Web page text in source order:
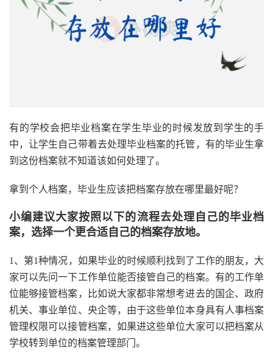
有的学校会把毕业档案在学生毕业的时候发放到学生的手
中，让学生自己带着去处理毕业档案的托管，有的毕业生拿
到这份档案就不知道该如何处理了。
拿到个人档案，毕业生应该把档案存放在哪里最好呢？
小编建议大家按照以下的流程去处理自己的毕业档
案，选择一个更合适自己的档案存放地。
1、第1种情况，如果毕业的时候顺利找到了工作的朋友，大
家可以先问一下工作单位能否接管自己的档案。有的工作单
位能够接管档案，比如说大家都非常想考进去的国企、政府
机关、事业单位、央企等，由于这些单位本身具有人事档案
管理权限可以接管档案，如果进这些单位大家可以把档案从
学校转到单位的档案管理部门。